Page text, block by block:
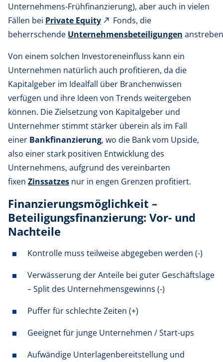
Unternehmens-Frühfinanzierung), aber auch in vielen
Fällen bei Private Equity
Fonds, die
beherrschende Unternehmensbeteiligungen
Von einem solchen Investoreneinfluss kann ein
Unternehmen natürlich auch profitieren, da die
Kapitalgeber im Idealfall über Branchenwissen
verfügen und ihre Ideen von Trends weitergeben
können. Die Zielsetzung von Kapitalgeber und
Unternehmer stimmt stärker überein als im Fall
einer Bankfinanzierung, wo die Bank vom Upside,
also einer stark positiven Entwicklung des
Unternehmens, aufgrund des vereinbarten
fixen Zinssatzes nur in engen Grenzen profitiert.
Finanzierungsmöglichkeit –
Beteiligungsfinanzierung: Vor- und
Nachteile
Kontrolle muss teilweise abgegeben werden (-)
Verwässerung der Anteile bei guter Geschäftslage
– Split des Unternehmensgewinns (-)
Puffer für schlechte Zeiten (+)
Geeignet für junge Unternehmen / Start-ups
Aufwändige Unterlagenbereitstellung und